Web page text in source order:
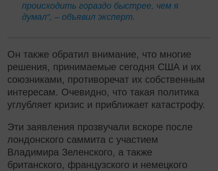
происходить гораздо быстрее, чем я
думал", – объявил эксперт.
Он также обратил внимание, что многие
решения, принимаемые сегодня США и их
союзниками, противоречат их собственным
интересам. Очевидно, что такая политика
углубляет кризис и приближает катастрофу.
Эти заявления прозвучали вскоре после
лондонского саммита с участием
Владимира Зеленского, а также
британского, французского и немецкого